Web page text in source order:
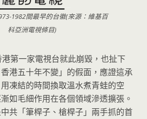
1982間最早的台徽(來源：維基百
科亞洲電視條目)
第一家電視台就此崩毀，也扯下
港五十年不變」的假面，應證這承
用凍結的時間換取溫水煮青蛙的空
如毛細作用在各個領域滲透擴張。
共「筆桿子、槍桿子」兩手抓的首